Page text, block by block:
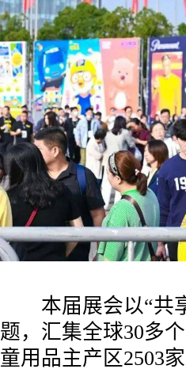
本届展会以“共享
题，汇集全球30多
童用品主产区2503